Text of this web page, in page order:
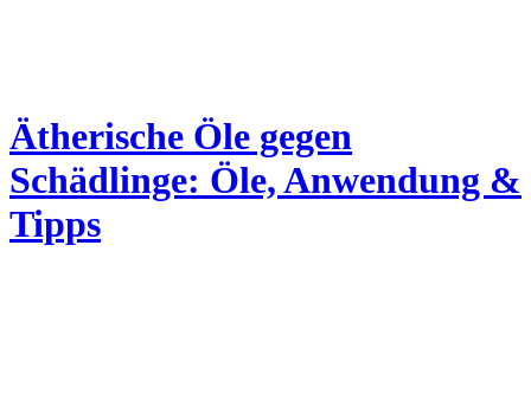
Ätherische Öle gegen
Schädlinge: Öle, Anwendung &
Tipps